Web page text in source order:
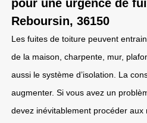
pour une urgence de
Reboursin, 36150
Les fuites de toiture peuvent
de la maison, charpente, mur,
aussi le système d’isolation. La
augmenter. Si vous avez un
devez inévitablement procéder aux